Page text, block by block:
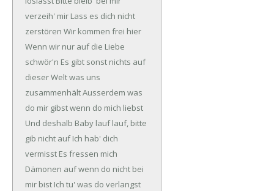
verzeih' mir Lass es dich nicht
zerstören Wir kommen frei hier
Wenn wir nur auf die Liebe
schwör'n Es gibt sonst nichts auf
dieser Welt was uns
zusammenhältAusserdem was
do mir gibst wenn do mich liebst
Und deshalb Baby lauf lauf, bitte
gib nicht aufIch hab' dich
vermisst Es fressen mich
Dämonen auf wenn do nicht bei
mir bist Ich tu' was do verlangst